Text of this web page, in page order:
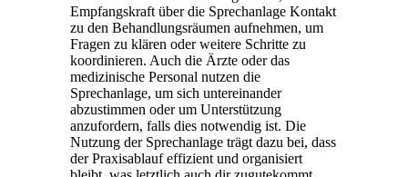
Empfangskraft über die Sprechanlage Kontakt
zu den Behandlungsräumen aufnehmen, um
Fragen zu klären oder weitere Schritte zu
koordinieren. Auch die Ärzte oder das
medizinische Personal nutzen die
Sprechanlage, um sich untereinander
abzustimmen oder um Unterstützung
anzufordern, falls dies notwendig ist. Die
Nutzung der Sprechanlage trägt dazu bei, dass
der Praxisablauf effizient und organisiert